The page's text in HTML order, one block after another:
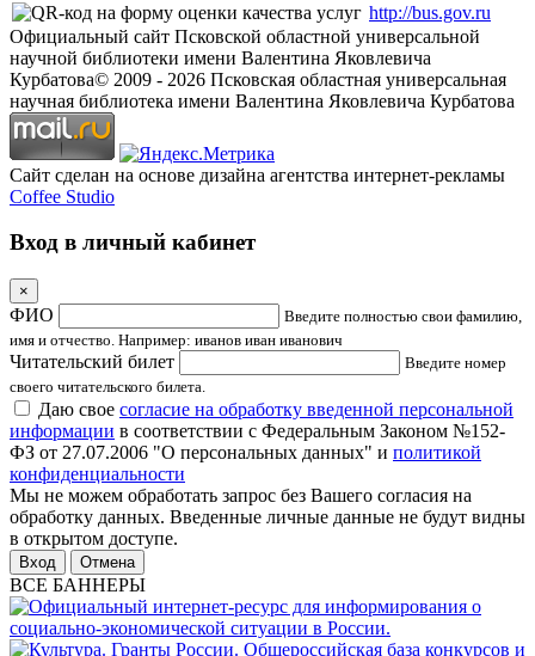
http://bus.gov.ru
Официальный сайт Псковской областной универсальной
научной библиотеки имени Валентина Яковлевича
Курбатова© 2009 - 2026 Псковская областная универсальная
научная библиотека имени Валентина Яковлевича Курбатова
Сайт сделан на основе дизайна агентства интернет-рекламы
Coffee Studio
Вход в личный кабинет
×
ФИО
Введите полностью свои фамилию,
имя и отчество. Например: иванов иван иванович
Читательский билет
Введите номер
своего читательского билета.
Даю свое согласие на обработку введенной персональной
информации в соответствии с Федеральным Законом №152-
ФЗ от 27.07.2006 "О персональных данных" и политикой
конфиденциальности
Мы не можем обработать запрос без Вашего согласия на
обработку данных. Введенные личные данные не будут видны
в открытом доступе.
Отмена
ВСЕ БАННЕРЫ